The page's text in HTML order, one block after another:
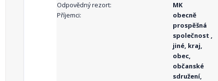
Odpovědný rezort:
MK
Příjemci:
obecně
prospěšná
společnost ,
jiné, kraj,
obec,
občanské
sdružení,